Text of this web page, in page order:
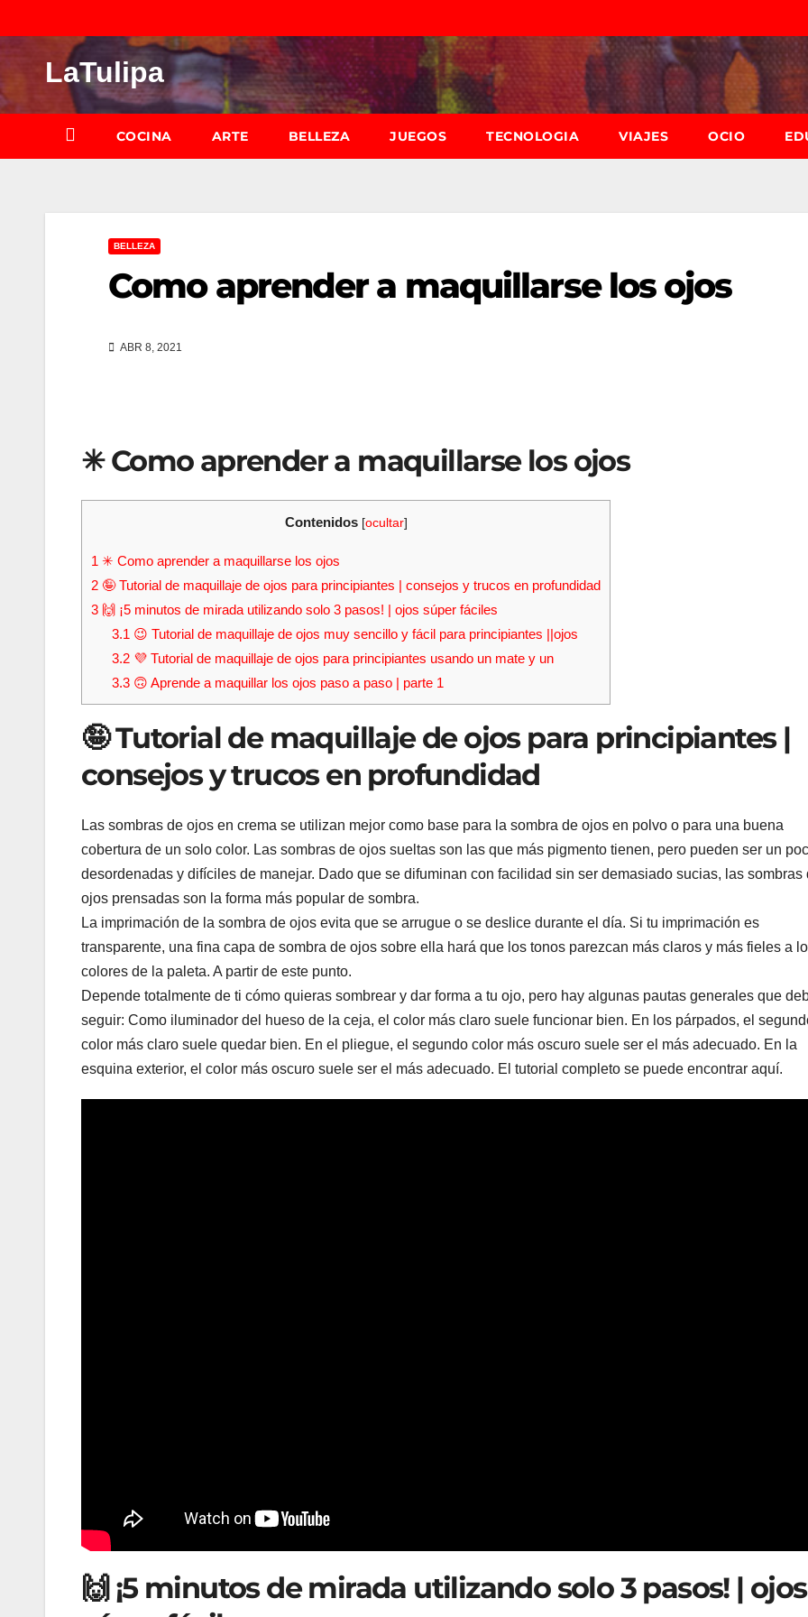
al
contenidoLaTulipa
COCINA ARTE BELLEZA JUEGOS TECNOLOGIA VIAJES OCIO
BELLEZA
Como aprender a maquillarse los ojos
ABR 8, 2021
✳ Como aprender a maquillarse los ojos
Contenidos [ocultar]
1 ✳ Como aprender a maquillarse los ojos
2 🤪 Tutorial de maquillaje de ojos para principiantes | consejos y trucos en profundidad
3 🙌 ¡5 minutos de mirada utilizando solo 3 pasos! | ojos súper fáciles
3.1 😉 Tutorial de maquillaje de ojos muy sencillo y fácil para principiantes ||ojos
3.2💜 Tutorial de maquillaje de ojos para principiantes usando un mate y un
3.3🙃 Aprende a maquillar los ojos paso a paso | parte 1
🤪 Tutorial de maquillaje de ojos para principiantes |
consejos y trucos en profundidad
Las sombras de ojos en crema se utilizan mejor como base para la sombra de ojos en polvo o para una buena
cobertura de un solo color. Las sombras de ojos sueltas son las que más pigmento tienen, pero pueden ser un
desordenadas y difíciles de manejar. Dado que se difuminan con facilidad sin ser demasiado sucias, las sombras
ojos prensadas son la forma más popular de sombra.
La imprimación de la sombra de ojos evita que se arrugue o se deslice durante el día. Si tu imprimación es
transparente, una fina capa de sombra de ojos sobre ella hará que los tonos parezcan más claros y más fieles a
colores de la paleta. A partir de este punto.
Depende totalmente de ti cómo quieras sombrear y dar forma a tu ojo, pero hay algunas pautas generales que
seguir: Como iluminador del hueso de la ceja, el color más claro suele funcionar bien. En los párpados, el
color más claro suele quedar bien. En el pliegue, el segundo color más oscuro suele ser el más adecuado. En la
esquina exterior, el color más oscuro suele ser el más adecuado. El tutorial completo se puede encontrar aquí.
🙌 ¡5 minutos de mirada utilizando solo 3 pasos! | ojos